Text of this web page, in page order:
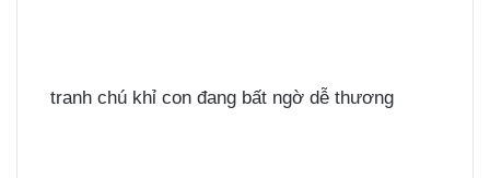
tranh chú khỉ con đang bất ngờ dễ thương